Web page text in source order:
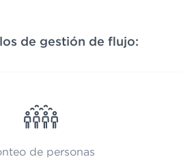
de gestión de flujo:
de personas